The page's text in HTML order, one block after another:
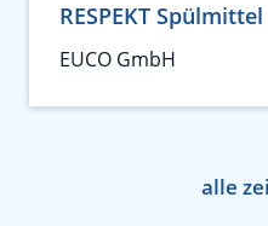
RESPEKT
EUCO GmbH
alle